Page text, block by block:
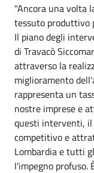
"Ancora una volta
tessuto produttivo
Il piano degli
di Travacò
attraverso la
miglioramento
rappresenta un
nostre imprese e
questi interventi, il
competitivo e
Lombardia e tutti
l'impegno profuso.